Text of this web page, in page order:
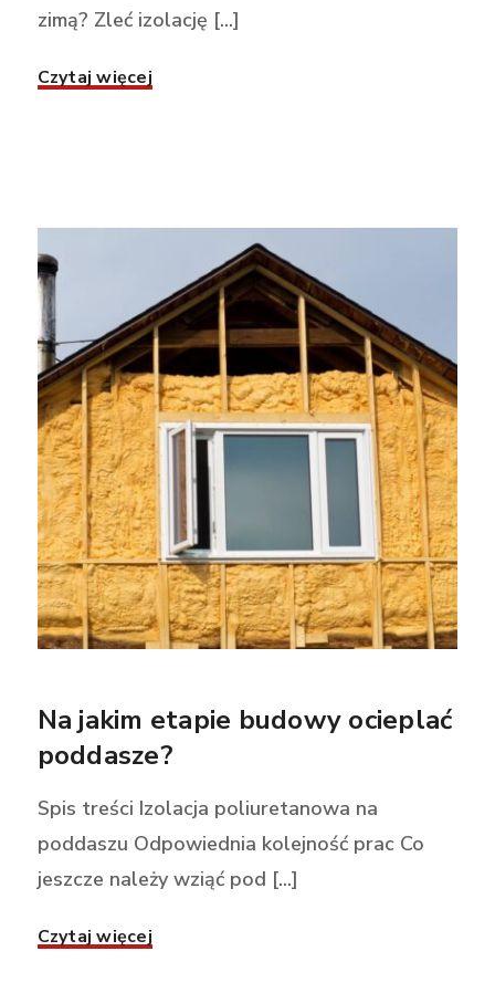
zimą? Zleć izolację [...]
Czytaj więcej
Na jakim etapie budowy ocieplać
poddasze?
Spis treści Izolacja poliuretanowa na
poddaszu Odpowiednia kolejność prac Co
jeszcze należy wziąć pod [...]
Czytaj więcej